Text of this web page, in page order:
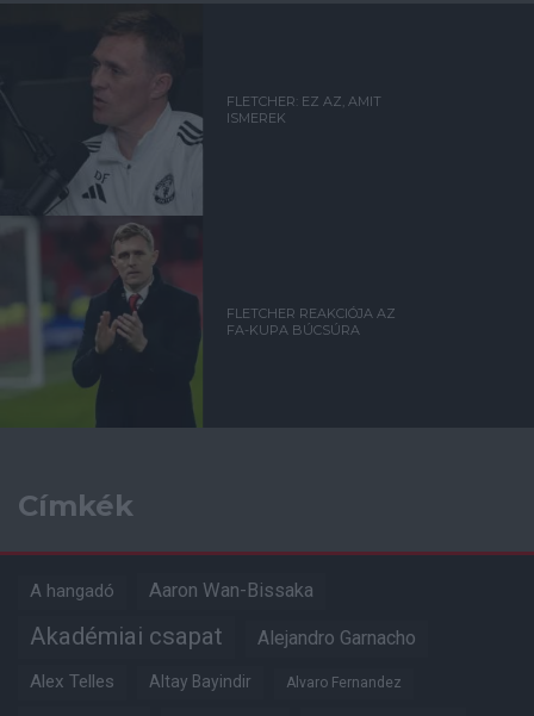
FLETCHER: EZ AZ, AMIT
ISMEREK
FLETCHER REAKCIÓJA AZ
FA-KUPA BÚCSÚRA
Címkék
A hangadó Aaron Wan-Bissaka
Akadémiai csapat Alejandro Garnacho
Alex Telles Altay Bayindir Alvaro Fernandez